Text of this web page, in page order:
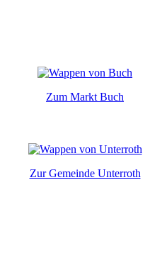
Zum Markt Buch
Zur Gemeinde Unterroth